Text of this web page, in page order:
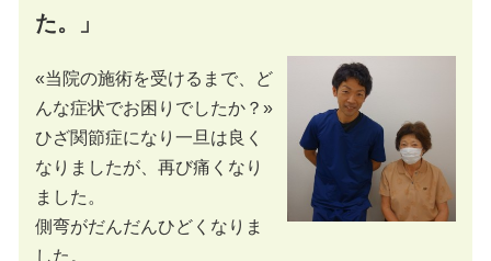
た。」
«当院の施術を受けるまで、ど
んな症状でお困りでしたか？»
ひざ関節症になり一旦は良く
なりましたが、再び痛くなり
ました。
側弯がだんだんひどくなりま
した。